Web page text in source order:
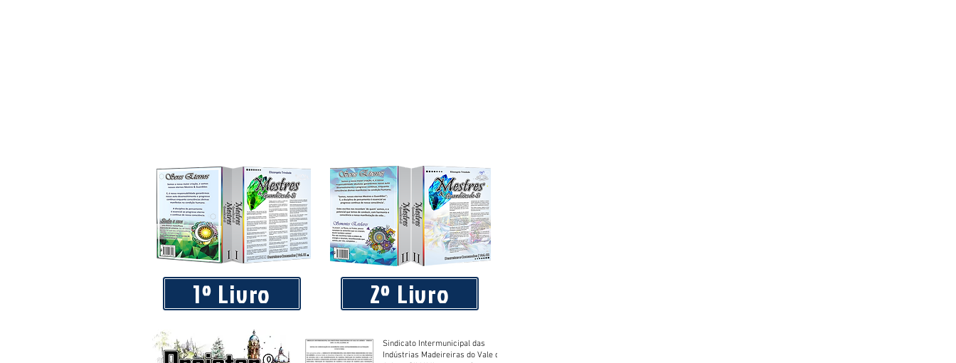
1º Livro 2º Livro
Sindicato Intermunicipal das
Indústrias Madeireiras do Vale do